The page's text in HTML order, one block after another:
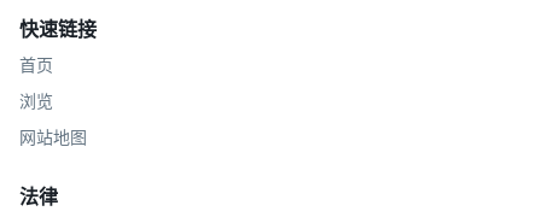
快速链接
首页
浏览
网站地图
法律